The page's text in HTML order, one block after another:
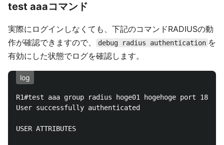
test aaaコマンド
実際にログインしなくても、下記のコマンドRADIUSの動
作が確認できますので、
debug radius authentication を
有効にした状態でログを確認します。
log
R1#test aaa group radius hoge01 hogehoge port 1812
User successfully authenticated
USER ATTRIBUTES